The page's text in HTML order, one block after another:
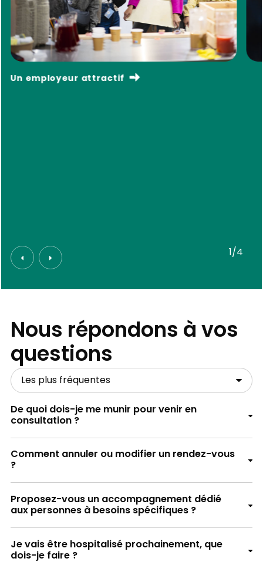
Un employeur attractif
1/4
Nous répondons à vos
questions
De quoi dois-je me munir pour venir en
consultation ?
La liste des médicaments que vous prenez,
avec ou sans ordonnance
Comment annuler ou modifier un rendez-vous
?
Proposez-vous un accompagnement dédié
aux personnes à besoins spécifiques ?
Je vais être hospitalisé prochainement, que
dois-je faire ?